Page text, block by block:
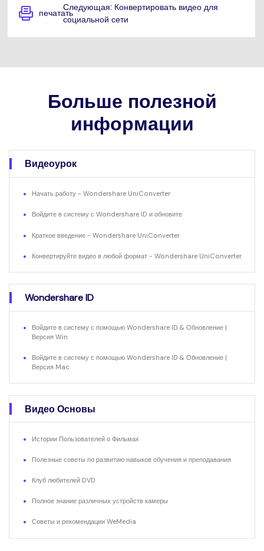
печатать
Следующая: Конвертировать видео для
социальной сети
Больше полезной
информации
Видеоурок
Начать работу - Wondershare UniConverter
Войдите в систему с Wondershare ID и обновите
Краткое введение - Wondershare UniConverter
Конвертируйте видео в любой формат - Wondershare UniConverter
Wondershare ID
Войдите в систему с помощью Wondershare ID & Обновление |
Версия Win
Войдите в систему с помощью Wondershare ID & Обновление |
Версия Mac
Видео Основы
Истории Пользователей о Фильмах
Полезные советы по развитию навыков обучения и преподавания
Клуб любителей DVD
Полное знание различных устройств камеры
Советы и рекомендации WeMedia